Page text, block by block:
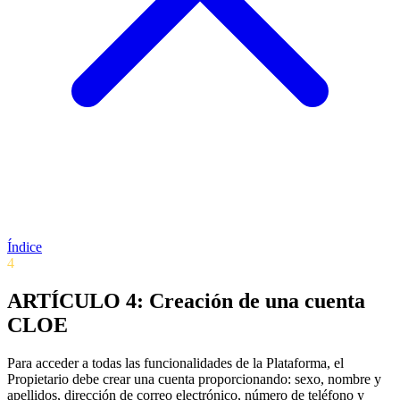
Índice
4
ARTÍCULO 4: Creación de una cuenta
CLOE
Para acceder a todas las funcionalidades de la Plataforma, el
Propietario debe crear una cuenta proporcionando: sexo, nombre y
apellidos, dirección de correo electrónico, número de teléfono y